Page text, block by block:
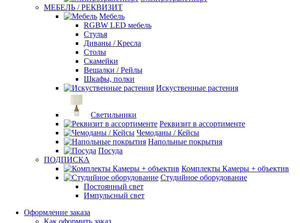
МЕБЕЛЬ / РЕКВИЗИТ
Мебель
RGBW LED мебель
Стулья
Диваны / Кресла
Столы
Скамейки
Вешалки / Рейлы
Шкафы, полки
Искуственные растения
Светильники
Реквизит в ассортименте
Чемоданы / Кейсы
Напольные покрытия
Посуда
ПОДПИСКА
Комплекты Камеры + объектив
Студийное оборудование
Постоянный свет
Импульсный свет
Оформление заказа
Как оформить заказ